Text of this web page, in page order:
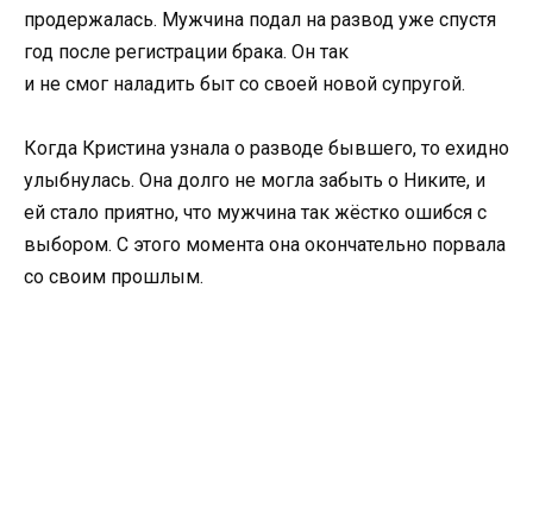
продержалась. Мужчина подал на развод уже спустя
год после регистрации брака. Он так
и не смог наладить быт со своей новой супругой.
Когда Кристина узнала о разводе бывшего, то ехидно
улыбнулась. Она долго не могла забыть о Никите, и
ей стало приятно, что мужчина так жёстко ошибся с
выбором. С этого момента она окончательно порвала
со своим прошлым.